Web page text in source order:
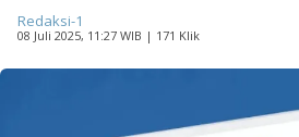
Redaksi-1
08 Juli 2025, 11:27 WIB | 171 Klik